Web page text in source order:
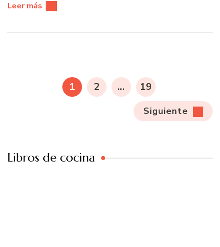
Leer más
PÁGINA
1 PÁGINA
2 … PÁGINA
19
Siguiente
Libros de cocina